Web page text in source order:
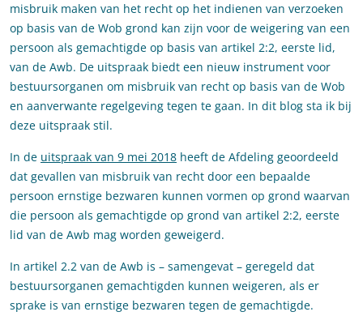
misbruik maken van het recht op het indienen van verzoeken
op basis van de Wob grond kan zijn voor de weigering van een
persoon als gemachtigde op basis van artikel 2:2, eerste lid,
van de Awb. De uitspraak biedt een nieuw instrument voor
bestuursorganen om misbruik van recht op basis van de Wob
en aanverwante regelgeving tegen te gaan. In dit blog sta ik bij
deze uitspraak stil.
In de uitspraak van 9 mei 2018 heeft de Afdeling geoordeeld
dat gevallen van misbruik van recht door een bepaalde
persoon ernstige bezwaren kunnen vormen op grond waarvan
die persoon als gemachtigde op grond van artikel 2:2, eerste
lid van de Awb mag worden geweigerd.
In artikel 2.2 van de Awb is – samengevat – geregeld dat
bestuursorganen gemachtigden kunnen weigeren, als er
sprake is van ernstige bezwaren tegen de gemachtigde.